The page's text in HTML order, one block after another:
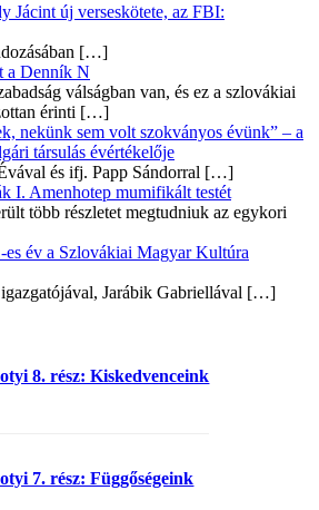
Jácint új verseskötete, az FBI:
[…]
a Denník N
válságban van, és ez a szlovákiai
érinti […]
nekünk sem volt szokványos évünk” – a
társulás évértékelője
és ifj. Papp Sándorral […]
I. Amenhotep mumifikált testét
több részletet megtudniuk az egykori
év a Szlovákiai Magyar Kultúra
Jarábik Gabriellával […]
8. rész: Kiskedvenceink
7. rész: Függőségeink